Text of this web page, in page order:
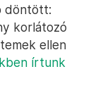
döntött:
korlátozó
ellen
írtunk